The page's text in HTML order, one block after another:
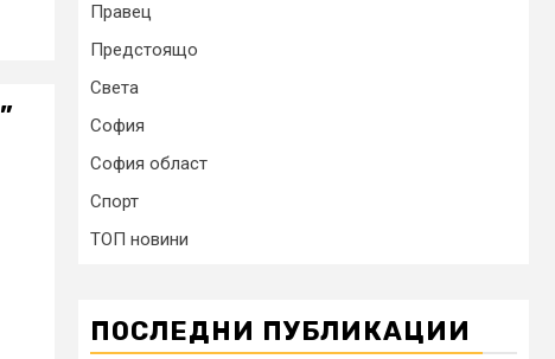
”
Правец
Предстоящо
Света
София
София област
Спорт
ТОП новини
ПОСЛЕДНИ ПУБЛИКАЦИИ